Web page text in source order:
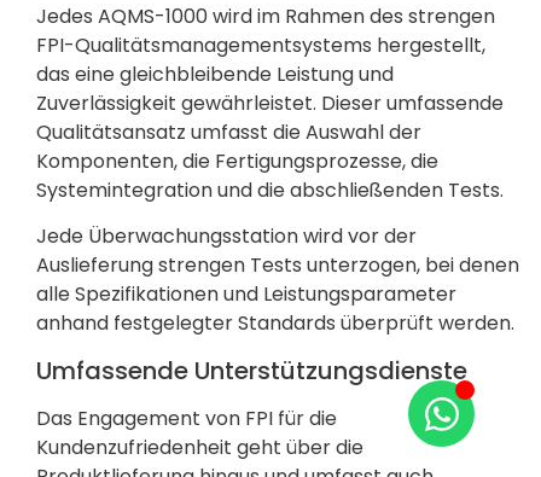
Jedes AQMS-1000 wird im Rahmen des strengen
FPI-Qualitätsmanagementsystems hergestellt,
das eine gleichbleibende Leistung und
Zuverlässigkeit gewährleistet. Dieser umfassende
Qualitätsansatz umfasst die Auswahl der
Komponenten, die Fertigungsprozesse, die
Systemintegration und die abschließenden Tests.
Jede Überwachungsstation wird vor der
Auslieferung strengen Tests unterzogen, bei denen
alle Spezifikationen und Leistungsparameter
anhand festgelegter Standards überprüft werden.
Umfassende Unterstützungsdienste
Das Engagement von FPI für die
Kundenzufriedenheit geht über die